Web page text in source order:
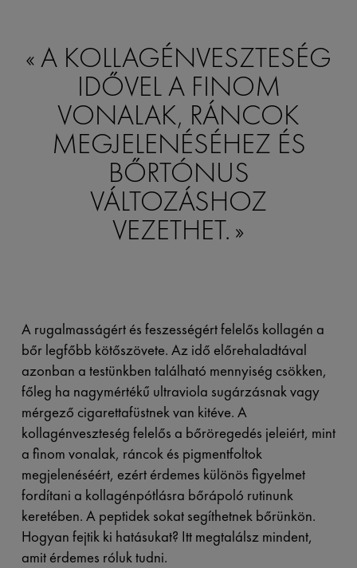
A KOLLAGÉNVESZTESÉG
IDŐVEL A FINOM
VONALAK, RÁNCOK
MEGJELENÉSÉHEZ ÉS
BŐRTÓNUS
VÁLTOZÁSHOZ
VEZETHET.
A rugalmasságért és feszességért felelős kollagén a
bőr legfőbb kötőszövete. Az idő előrehaladtával
azonban a testünkben található mennyiség csökken,
főleg ha nagymértékű ultraviola sugárzásnak vagy
mérgező cigarettafüstnek van kitéve. A
kollagénveszteség felelős a bőröregedés jeleiért, mint
a finom vonalak, ráncok és pigmentfoltok
megjelenéséért, ezért érdemes különös figyelmet
fordítani a kollagénpótlásra bőrápoló rutinunk
keretében. A peptidek sokat segíthetnek bőrünkön.
Hogyan fejtik ki hatásukat? Itt megtalálsz mindent,
amit érdemes róluk tudni.